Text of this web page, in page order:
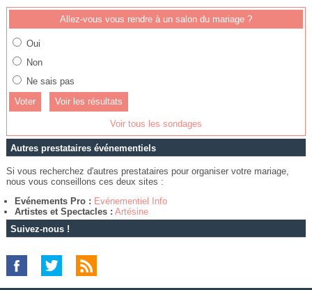
Allez-vous vous rendre à un salon du mariage ?
Oui
Non
Ne sais pas
Voir les résultats
Voir tous les sondages
Autres prestataires événementiels
Si vous recherchez d'autres prestataires pour organiser votre mariage,
nous vous conseillons ces deux sites :
Evénements Pro : Evénementiel Info
Artistes et Spectacles : Artésine
Suivez-nous !